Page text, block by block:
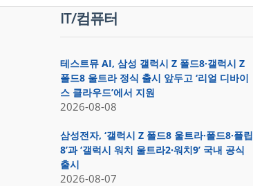
IT/컴퓨터
테스트뮤 AI, 삼성 갤럭시 Z 폴드8·갤럭시 Z
폴드8 울트라 정식 출시 앞두고 ‘리얼 디바이
스 클라우드’에서 지원
2026-08-08
삼성전자, ‘갤럭시 Z 폴드8 울트라·폴드8·플립
8’과 ‘갤럭시 워치 울트라2·워치9’ 국내 공식
출시
2026-08-07